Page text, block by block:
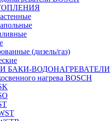
(дизель/газ)
БАКИ-ВОДОНАГРЕВАТЕЛИ
нагрева BOSCH